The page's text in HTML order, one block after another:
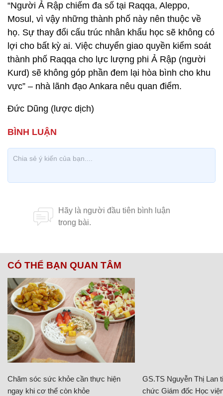
“Người Ả Rập chiếm đa số tại Raqqa, Aleppo,
Mosul, vì vậy những thành phố này nên thuộc về
họ. Sự thay đổi cấu trúc nhân khẩu học sẽ không có
lợi cho bất kỳ ai. Việc chuyển giao quyền kiểm soát
thành phố Raqqa cho lực lượng phi Ả Rập (người
Kurd) sẽ không góp phần đem lại hòa bình cho khu
vực” – nhà lãnh đạo Ankara nêu quan điểm.
Đức Dũng (lược dịch)
CÓ THỂ BẠN QUAN TÂM
Chăm sóc sức khỏe cần thực hiện
ngay khi cơ thể còn khỏe
GS.TS Nguyễn Thị Lan
chức Giám đốc Học